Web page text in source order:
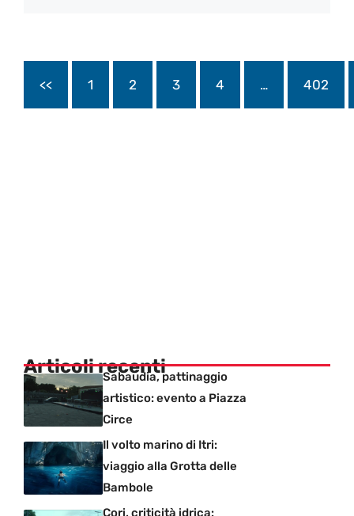
<< 1 2 3 4 … 402
Articoli recentiSabaudia, pattinaggio
artistico: evento a Piazza
Circe
Il volto marino di Itri:
viaggio alla Grotta delle
Bambole
Cori, criticità idrica: